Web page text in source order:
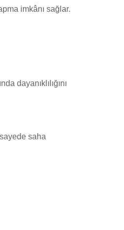
imkânı sağlar.
dayanıklılığını
saha